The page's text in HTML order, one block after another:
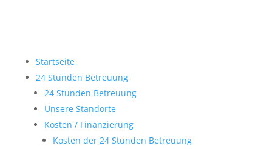
Startseite
24 Stunden Betreuung
24 Stunden Betreuung
Unsere Standorte
Kosten / Finanzierung
Kosten der 24 Stunden Betreuung